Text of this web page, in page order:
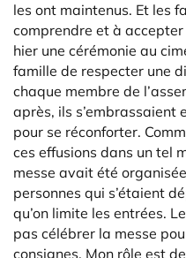
les ont maintenus. Et les
comprendre et à accepter
hier une cérémonie au
famille de respecter une
chaque membre de
après, ils s’embrassaient
pour se réconforter.
ces effusions dans un tel
messe avait été
personnes qui s’étaient
qu’on limite les entrées.
pas célébrer la messe
consignes. Mon rôle est